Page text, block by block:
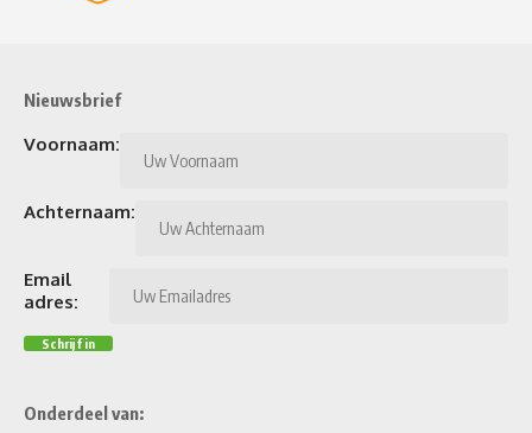
Nieuwsbrief
Voornaam:
Achternaam:
Email
adres:
Onderdeel van: